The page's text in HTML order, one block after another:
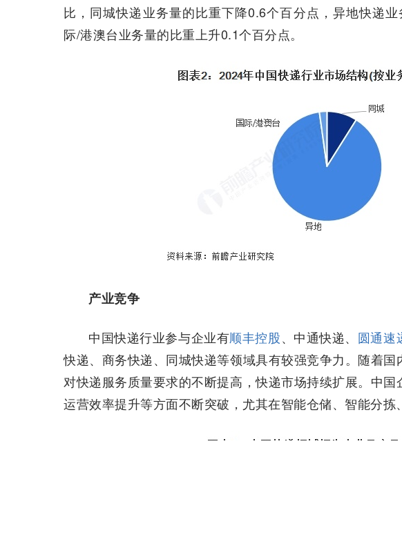
比，同城快递业务量的比重下降0.6个百分点，异地快递
际/港澳台业务量的比重上升0.1个百分点。
产业竞争
中国快递行业参与企业有顺丰控股、中通快递、 圆通速
快递、商务快递、同城快递等领域具有较强竞争力。随着
对快递服务质量要求的不断提高，快递市场持续扩展。中国
运营效率提升等方面不断突破，尤其在智能仓储、智能分拣